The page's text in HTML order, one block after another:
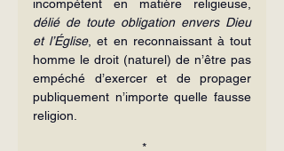
délié de toute obligation envers Dieu
et l’Église, et en reconnaissant à tout
homme le droit (naturel) de n’être pas
empéché d’exercer et de propager
publiquement n’importe quelle fausse
religion.
*